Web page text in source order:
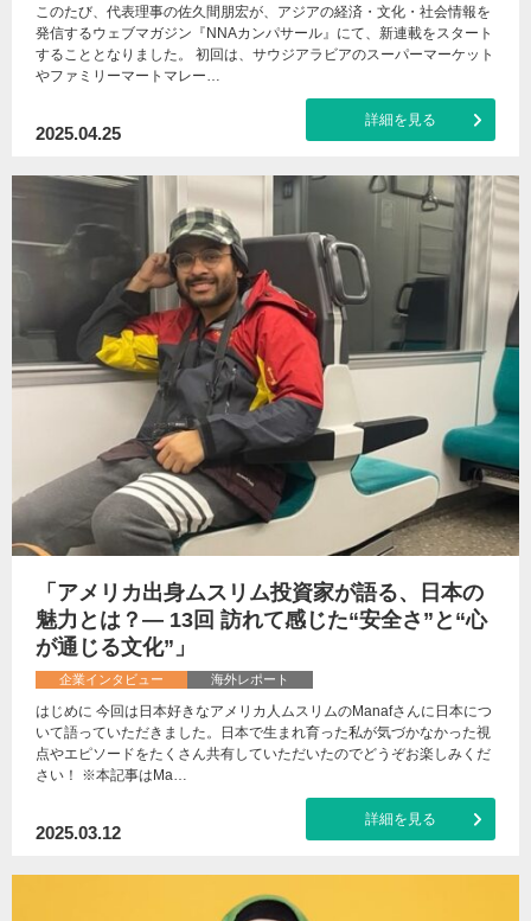
このたび、代表理事の佐久間朋宏が、アジアの経済・文化・社会情報を
発信するウェブマガジン『NNAカンパサール』にて、新連載をスタート
することとなりました。 初回は、サウジアラビアのスーパーマーケット
やファミリーマートマレー…
2025.04.25
詳細を見る
「アメリカ出身ムスリム投資家が語る、日本の
魅力とは？— 13回 訪れて感じた“安全さ”と“心
が通じる文化”」
企業インタビュー 海外レポート
はじめに 今回は日本好きなアメリカ人ムスリムのManafさんに日本につ
いて語っていただきました。日本で生まれ育った私が気づかなかった視
点やエピソードをたくさん共有していただいたのでどうぞお楽しみくだ
さい！ ※本記事はMa…
2025.03.12
詳細を見る